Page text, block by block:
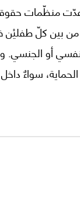
الـ 2021، أعدّت
من بين كلّ
أو الجنسي.
سواءٌ